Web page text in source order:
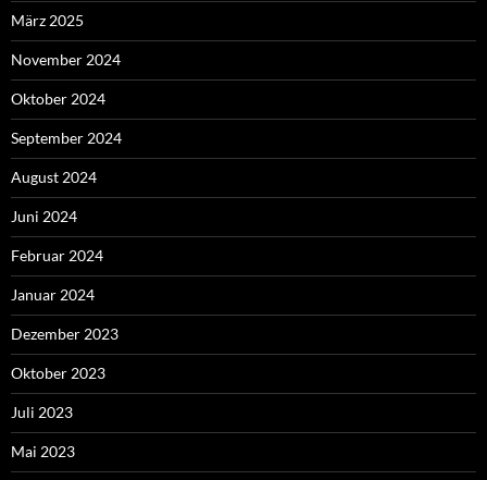
März 2025
November 2024
Oktober 2024
September 2024
August 2024
Juni 2024
Februar 2024
Januar 2024
Dezember 2023
Oktober 2023
Juli 2023
Mai 2023